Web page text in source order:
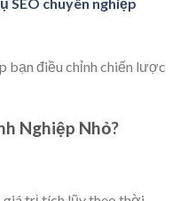
bạn điều chỉnh chiến lược
Nghiệp Nhỏ?